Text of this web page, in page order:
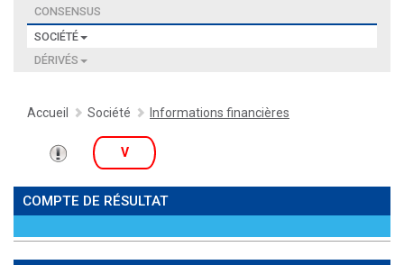
CONSENSUS
SOCIÉTÉ
DÉRIVÉS
Accueil Société Informations financières
V
COMPTE DE RÉSULTAT